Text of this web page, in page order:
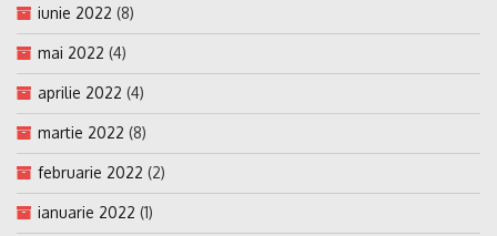
iunie 2022 (8)
mai 2022 (4)
aprilie 2022 (4)
martie 2022 (8)
februarie 2022 (2)
ianuarie 2022 (1)